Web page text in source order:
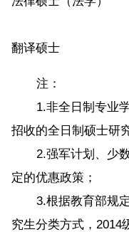
翻译硕士
注：
1.非全日制专业学
招收的全日制硕士研
2.强军计划、少数
定的优惠政策；
3.根据教育部规定
究生分类方式，2014